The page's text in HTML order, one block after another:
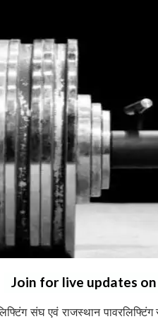
Join for live updates on
संघ एवं राजस्थान